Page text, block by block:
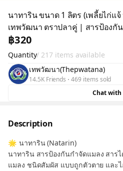
นาทาริน ขนาด 1 ลิตร (เพลี้ยไก่แ
เทพวัฒนา ตราปลาคู่ | สารป้องกั
฿320
Quantity/ 217 items available
เทพวัฒนา(Thepwatana)
14.5K Friends 469 items sold
Chat with
Description
🌟 นาทาริน (Natarin)
นาทาริน สารป้องกันกำจัดแมลง สาร
แมลง ชนิดสัมผัส แบบถูกตัวตาย และไ